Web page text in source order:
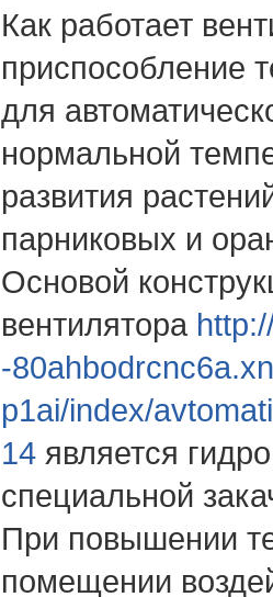
Как работает
приспособление
для
нормальной
развития
парниковых и
Основой
вентилятора
-
p1ai/index/
14 является
специальной
При повышении
помещении